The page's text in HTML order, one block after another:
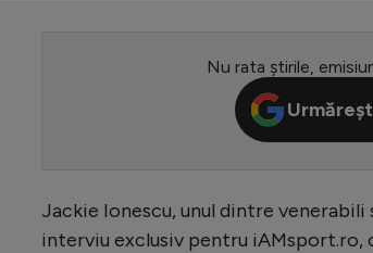
Nu rata știrile,
Jackie Ionescu, unul dintre
interviu exclusiv pentru iAMsport.ro,